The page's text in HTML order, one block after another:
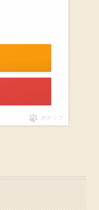
ポチップ